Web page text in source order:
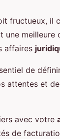
fructueux, il
meilleure
affaires
de
attentes et
avec votre
de